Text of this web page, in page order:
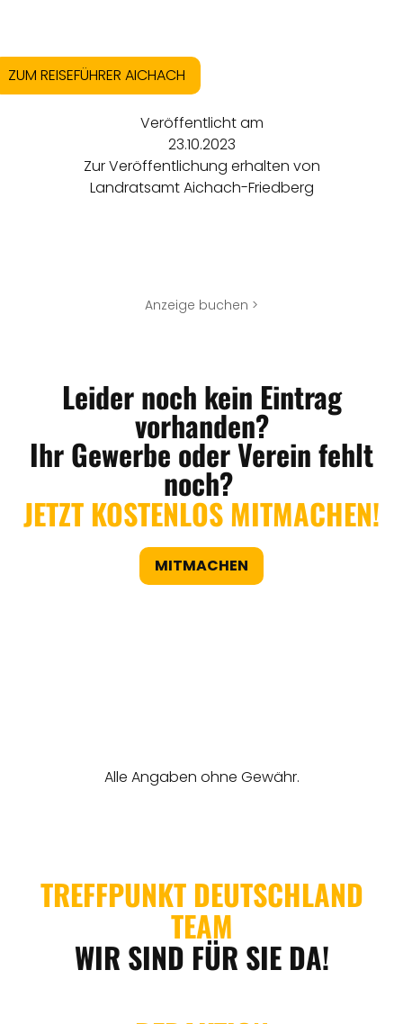
ZUM REISEFÜHRER AICHACH
Veröffentlicht am
23.10.2023
Zur Veröffentlichung erhalten von
Landratsamt Aichach-Friedberg
Anzeige buchen >
Leider noch kein Eintrag
vorhanden?
Ihr Gewerbe oder Verein fehlt
noch?
JETZT KOSTENLOS MITMACHEN!
MITMACHEN